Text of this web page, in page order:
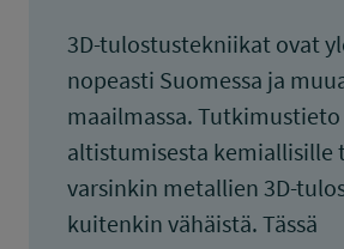
3D-tulostustekniikat ovat
nopeasti Suomessa ja
maailmassa. Tutkimustieto
altistumisesta kemiallisille
varsinkin metallien 3D-
kuitenkin vähäistä. Tässä